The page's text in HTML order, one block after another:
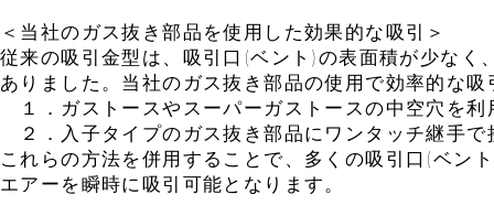
＜当社のガス抜き部品を使用した効果的な吸引＞
従来の吸引金型は、吸引口(ベント)の表面積が少なく
ありました。当社のガス抜き部品の使用で効率的な
１．ガストースやスーパーガストースの中空穴を利
２．入子タイプのガス抜き部品にワンタッチ継手で
これらの方法を併用することで、多くの吸引口(ベン
エアーを瞬時に吸引可能となります。